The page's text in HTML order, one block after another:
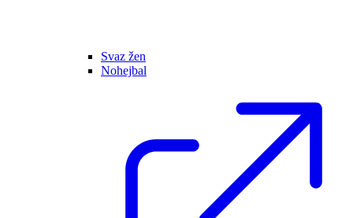
Svaz žen
Nohejbal